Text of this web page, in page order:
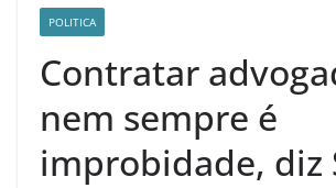
POLITICA
Contratar
nem sempre é
improbidade, diz